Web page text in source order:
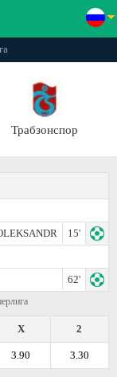
Трабзонспор
15'
62'
2
X
3.30
3.90